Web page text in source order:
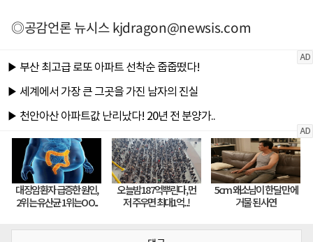
◎공감언론 뉴시스kjdragon@newsis.com